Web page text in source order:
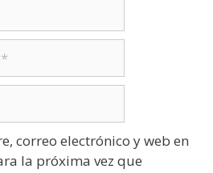
correo electrónico y web en
la próxima vez que